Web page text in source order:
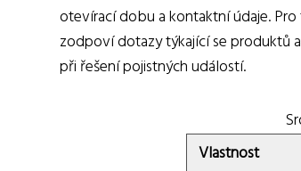
otevírací dobu a kontaktní údaje.
zodpoví dotazy týkající se produktů
při řešení pojistných událostí.
Vlastnost